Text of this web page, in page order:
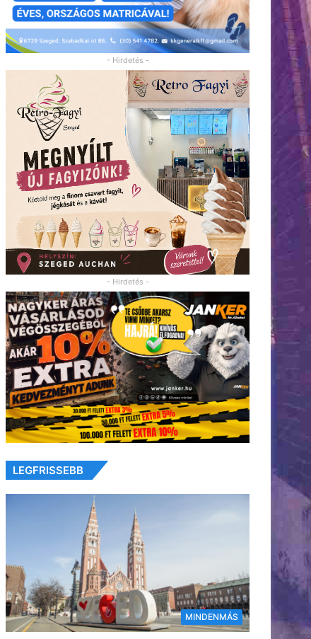
- Hirdetés -
- Hirdetés -
LEGFRISSEBB
MINDENMÁS